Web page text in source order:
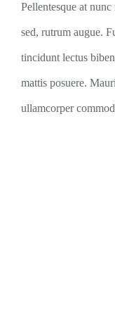
Pellentesque at
sed, rutrum augue.
tincidunt lectus
mattis posuere.
ullamcorper